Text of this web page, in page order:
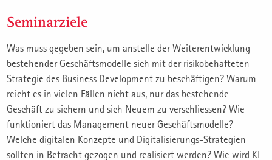
Seminarziele
Was muss gegeben sein, um anstelle der Weiterentwicklung
bestehender Geschäftsmodelle sich mit der risikobehafteten
Strategie des Business Development zu beschäftigen? Warum
reicht es in vielen Fällen nicht aus, nur das bestehende
Geschäft zu sichern und sich Neuem zu verschliessen? Wie
funktioniert das Management neuer Geschäftsmodelle?
Welche digitalen Konzepte und Digitalisierungs-Strategien
sollten in Betracht gezogen und realisiert werden? Wie wird KI